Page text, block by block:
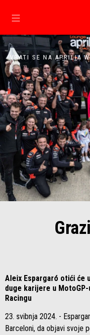
VRATI SE NA APRILIA
Aleix Espargaró otići će
duge karijere u
Racingu
23. svibnja 2024. -
Barceloni, da objavi svoje